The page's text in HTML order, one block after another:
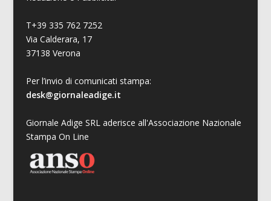
T+39 335 762 7252
Via Calderara, 17
37138 Verona
Per l’invio di comunicati stampa:
desk@giornaleadige.it
Giornale Adige SRL aderisce all'Associazione Nazionale
Stampa On Line